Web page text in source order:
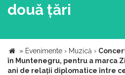
două țări
» Evenimente › Muzică ›
în Muntenegru, pentru a marca
ani de relații diplomatice între